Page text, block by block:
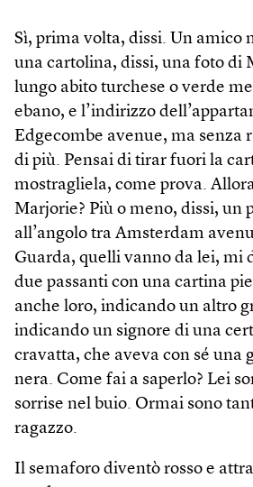
Sì, prima volta, dissi. Un amico
una cartolina, dissi, una foto di
lungo abito turchese o verde
ebano, e l’indirizzo
Edgecombe avenue, ma senza
di più. Pensai di tirar fuori la
mostragliela, come prova.
Marjorie? Più o meno, dissi, un
all’angolo tra Amsterdam
Guarda, quelli vanno da lei, mi
due passanti con una cartina
anche loro, indicando un altro
indicando un signore di una
cravatta, che aveva con sé una
nera. Come fai a saperlo? Lei
sorrise nel buio. Ormai sono
ragazzo.
Il semaforo diventò rosso e